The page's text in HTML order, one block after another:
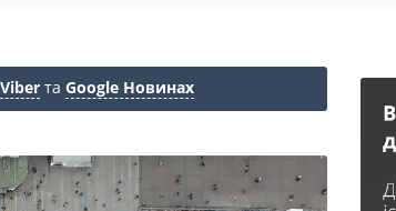
Viber та Google Новинах